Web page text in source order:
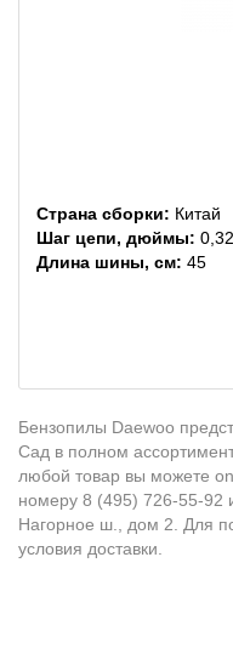
Страна сборки: Китай
Шаг цепи, дюймы:
Длина шины, см: 45
Бензопилы Daewoo
Сад в полном
любой товар вы можете
номеру 8 (495) 726-55-
Нагорное ш., дом 2. Для
условия доставки.